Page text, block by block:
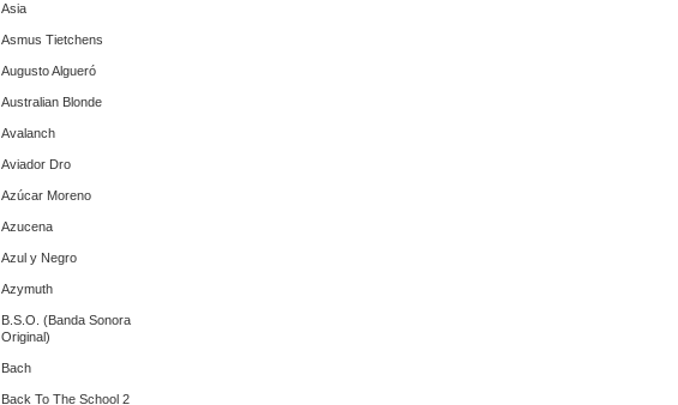
Asia
Asmus Tietchens
Augusto Algueró
Australian Blonde
Avalanch
Aviador Dro
Azúcar Moreno
Azucena
Azul y Negro
Azymuth
B.S.O. (Banda Sonora
Original)
Bach
Back To The School 2